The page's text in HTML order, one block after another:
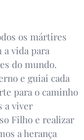
os mártires
a vida para
do mundo.
e guiai cada
para o caminho
a viver
Filho e realizar
a herança